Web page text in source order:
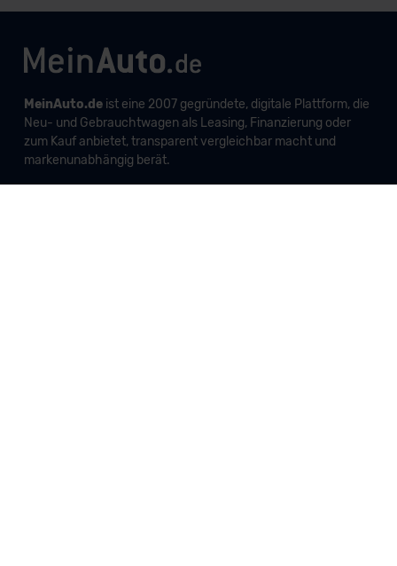
MeinAuto.deist eine 2007 gegründete, digitale Plattform, die
Neu- und Gebrauchtwagen als Leasing, Finanzierung oder
zum Kauf anbietet, transparent vergleichbar macht und
markenunabhängig berät.